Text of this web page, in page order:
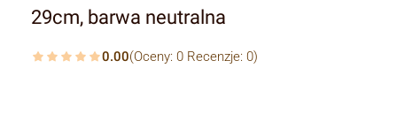
29cm, barwa neutralna
0.00(Oceny: 0 Recenzje: 0)